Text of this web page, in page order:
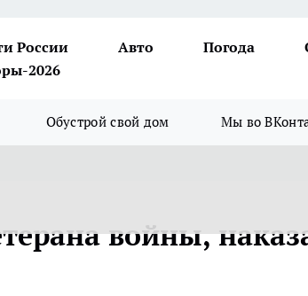
России Авто Погода
2026
Обустрой свой дом Мы во
войны,